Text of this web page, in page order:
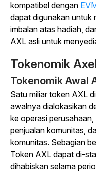
kompatibel dengan
dapat digunakan untuk
imbalan atas hadiah,
AXL asli untuk
Tokenomik
Tokenomik Awal
Satu miliar token AXL
awalnya dialokasikan
ke operasi
penjualan komunitas,
komunitas. Sebagian
Token AXL dapat di-
dihabiskan selama